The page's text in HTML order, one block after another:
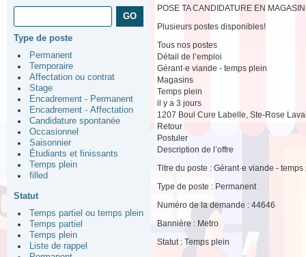
Type de poste
Permanent
Temporaire
Affectation ou contrat
Stage
Encadrement - Permanent
Encadrement - Affectation
Candidature spontanée
Occasionnel
Saisonnier
Étudiants et finissants
Temps plein
filled
Statut
Temps partiel ou temps plein
Temps partiel
Temps plein
Liste de rappel
POSE TA CANDIDATURE EN
Plusieurs postes disponibles!
Tous nos postes
Détail de l’emploi
Gérant·e viande - temps plein
Magasins
Temps plein
il y a 3 jours
1207 Boul Cure Labelle, Ste-Rose
Retour
Postuler
Description de l’offre
Titre du poste : Gérant·e viande - temps
Type de poste : Permanent
Numéro de la demande : 44646
Bannière : Metro
Statut : Temps plein